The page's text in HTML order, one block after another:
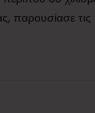
παρουσίασε τις